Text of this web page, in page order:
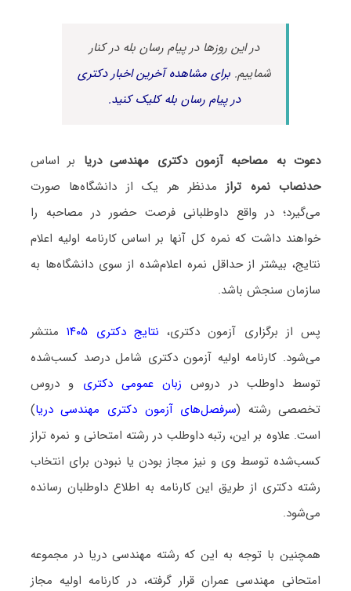
در این روزها در پیام رسان بله در کنار
شماییم.برای مشاهده آخرین اخبار دکتری
در پیام رسان بله کلیک کنید.
دعوت به مصاحبه آزمون دکتری مهندسی دریا بر اساس
حدنصاب نمره ترازمدنظر هر یک از دانشگاه‌ها صورت
می‌گیرد؛ در واقع داوطلبانی فرصت حضور در مصاحبه را
خواهند داشت که نمره کل آنها بر اساس کارنامه اولیه اعلام
نتایج، بیشتر از حداقل نمره اعلام‌شده از سوی دانشگاه‌ها به
سازمان سنجش باشد.
پس از برگزاری آزمون دکتری، نتایج دکتری ۱۴۰۵
منتشر
می‌شود. کارنامه اولیه آزمون دکتری شامل درصد کسب‌شده
توسط داوطلب در دروس زبان عمومی دکتری و دروس
تخصصی رشته (سرفصل‌های آزمون دکتری مهندسی دریا)
است. علاوه بر این، رتبه داوطلب در رشته امتحانی و نمره تراز
کسب‌شده توسط وی و نیز مجاز بودن یا نبودن برای انتخاب
رشته دکتری از طریق این کارنامه به اطلاع داوطلبان رسانده
می‌شود.
همچنین با توجه به این که رشته مهندسی دریا در مجموعه
امتحانی مهندسی عمران قرار گرفته، در کارنامه اولیه مجاز